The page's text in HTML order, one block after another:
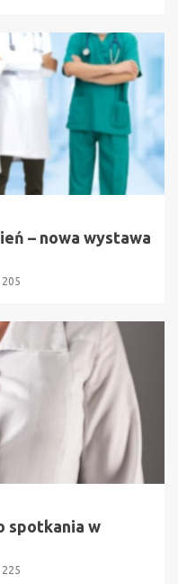
– nowa wystawa
205
spotkania w
225